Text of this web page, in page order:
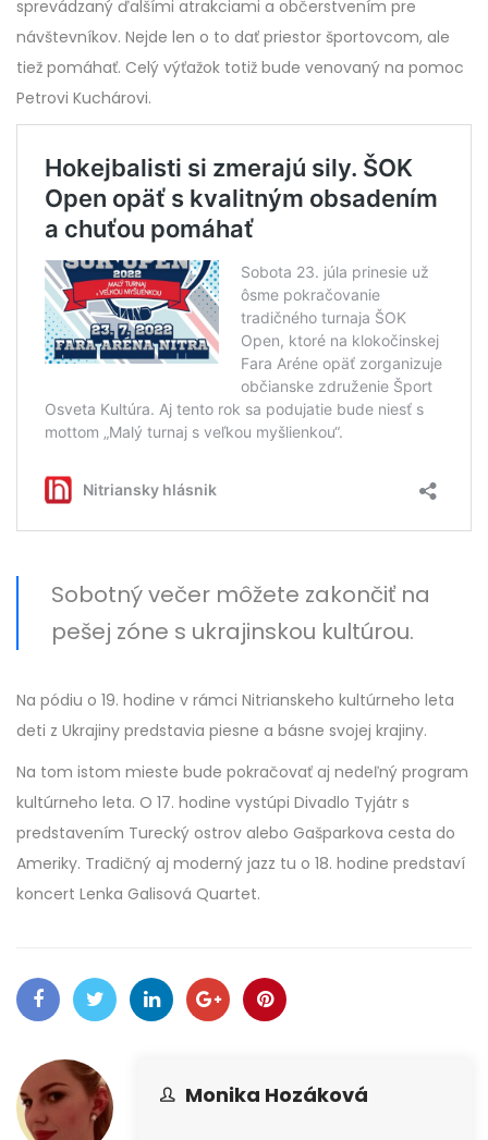
sprevádzaný ďalšími atrakciami a občerstvením pre
návštevníkov. Nejde len o to dať priestor športovcom, ale
tiež pomáhať. Celý výťažok totiž bude venovaný na pomoc
Petrovi Kuchárovi.
Sobotný večer môžete zakončiť na
pešej zóne s ukrajinskou kultúrou.
Na pódiu o 19. hodine v rámci Nitrianskeho kultúrneho leta
deti z Ukrajiny predstavia piesne a básne svojej krajiny.
Na tom istom mieste bude pokračovať aj nedeľný program
kultúrneho leta. O 17. hodine vystúpi Divadlo Tyjátr s
predstavením Turecký ostrov alebo Gašparkova cesta do
Ameriky. Tradičný aj moderný jazz tu o 18. hodine predstaví
koncert Lenka Galisová Quartet.
Monika Hozáková